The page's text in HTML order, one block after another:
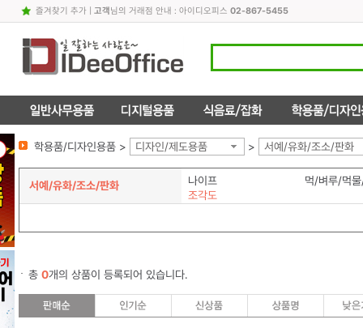
즐겨찾기 추가| 고객님의 거래점 안내 : 아이디오피스 02-867-5455
학용품/디자인용품 > 디자인/제도용품 > 서예/유화/조소/판화
서예/유화/조소/판화 나이프
먹/벼루/먹
조각도
총 0개의 상품이 등록되어 있습니다.